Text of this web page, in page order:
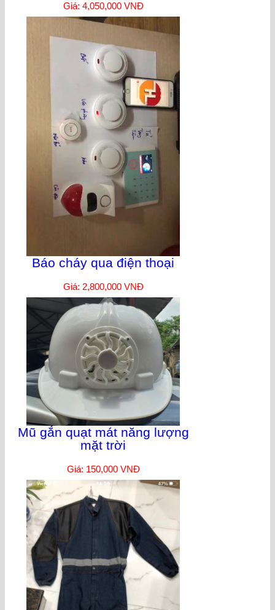
Giá: 4,050,000 VNĐ
Báo cháy qua điện thoại
Giá: 2,800,000 VNĐ
Mũ gắn quạt mát năng lượng
mặt trời
Giá: 150,000 VNĐ